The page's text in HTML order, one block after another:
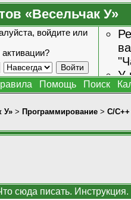
«Весельчак У»
войдите или
У
Помощь Поиск
У» > Программирование > C/C++
сюда писать.